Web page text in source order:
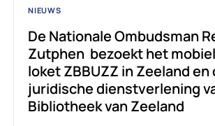
NIEUWS
De Nationale Ombudsman
Zutphen bezoekt het
loket ZBBUZZ in Zeeland en
juridische dienstverlening
Bibliotheek van Zeeland